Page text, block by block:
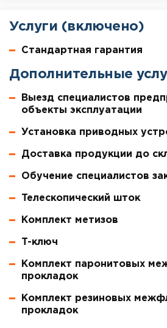
Услуги (включено)
Стандартная гарантия
Дополнительные
Выезд специалистов
объекты эксплуатации
Установка приводных
Доставка продукции до
Обучение специалистов
Телескопический шток
Комплект метизов
Т-ключ
Комплект паронитовых
прокладок
Комплект резиновых
прокладок